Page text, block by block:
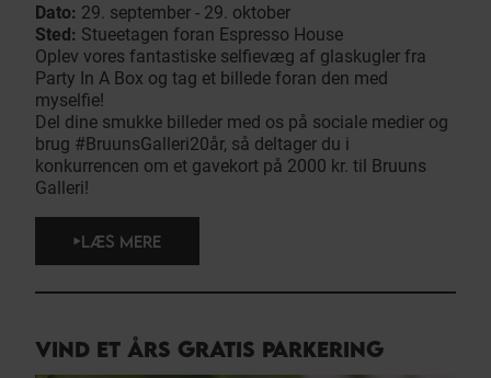
Dato: 29. september - 29. oktober
Sted: Stueetagen foran Espresso House
Oplev vores fantastiske selfievæg af glaskugler fra
Party In A Box og tag et billede foran den med
myselfie!
Del dine smukke billeder med os på sociale medier og
brug #BruunsGalleri20år, så deltager du i
konkurrencen om et gavekort på 2000 kr. til Bruuns
Galleri!
LÆS MERE
VIND ET ÅRS GRATIS PARKERING